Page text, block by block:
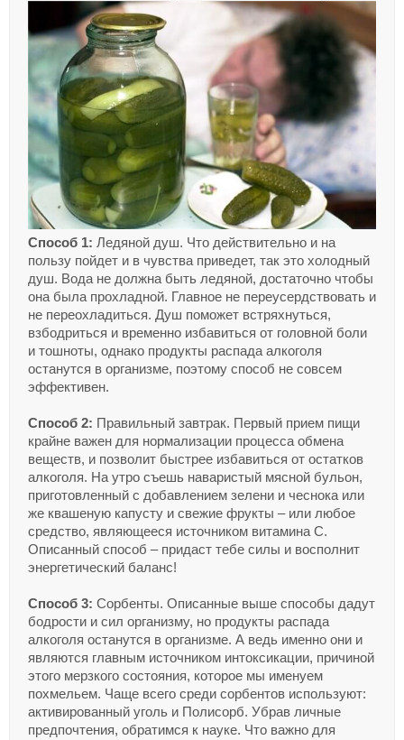
Способ 1: Ледяной душ. Что действительно и на
пользу пойдет и в чувства приведет, так это холодный
душ. Вода не должна быть ледяной, достаточно чтобы
она была прохладной. Главное не переусердствовать и
не переохладиться. Душ поможет встряхнуться,
взбодриться и временно избавиться от головной боли
и тошноты, однако продукты распада алкоголя
останутся в организме, поэтому способ не совсем
эффективен.
Способ 2: Правильный завтрак. Первый прием пищи
крайне важен для нормализации процесса обмена
веществ, и позволит быстрее избавиться от остатков
алкоголя. На утро съешь наваристый мясной бульон,
приготовленный с добавлением зелени и чеснока или
же квашеную капусту и свежие фрукты – или любое
средство, являющееся источником витамина C.
Описанный способ – придаст тебе силы и восполнит
энергетический баланс!
Способ 3: Сорбенты. Описанные выше способы дадут
бодрости и сил организму, но продукты распада
алкоголя останутся в организме. А ведь именно они и
являются главным источником интоксикации, причиной
этого мерзкого состояния, которое мы именуем
похмельем. Чаще всего среди сорбентов используют:
активированный уголь и Полисорб. Убрав личные
предпочтения, обратимся к науке. Что важно для